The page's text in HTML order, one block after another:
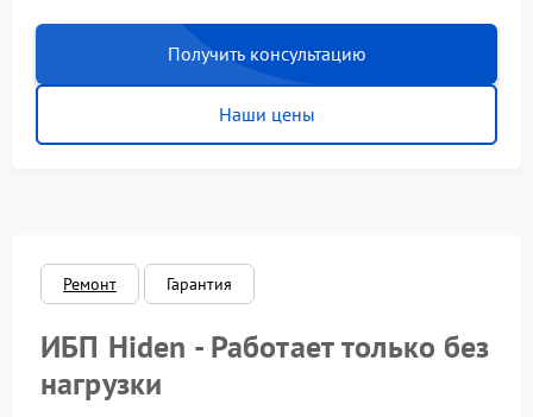
Получить консультацию
Наши цены
Ремонт Гарантия
ИБП Hiden - Работает только без
нагрузки